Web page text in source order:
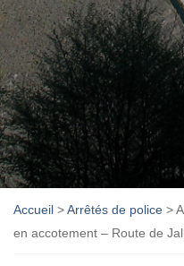
Accueil >Arrêtés de police >
en accotement – Route de